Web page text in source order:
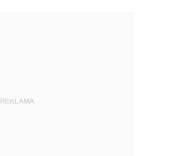
REKLAMA